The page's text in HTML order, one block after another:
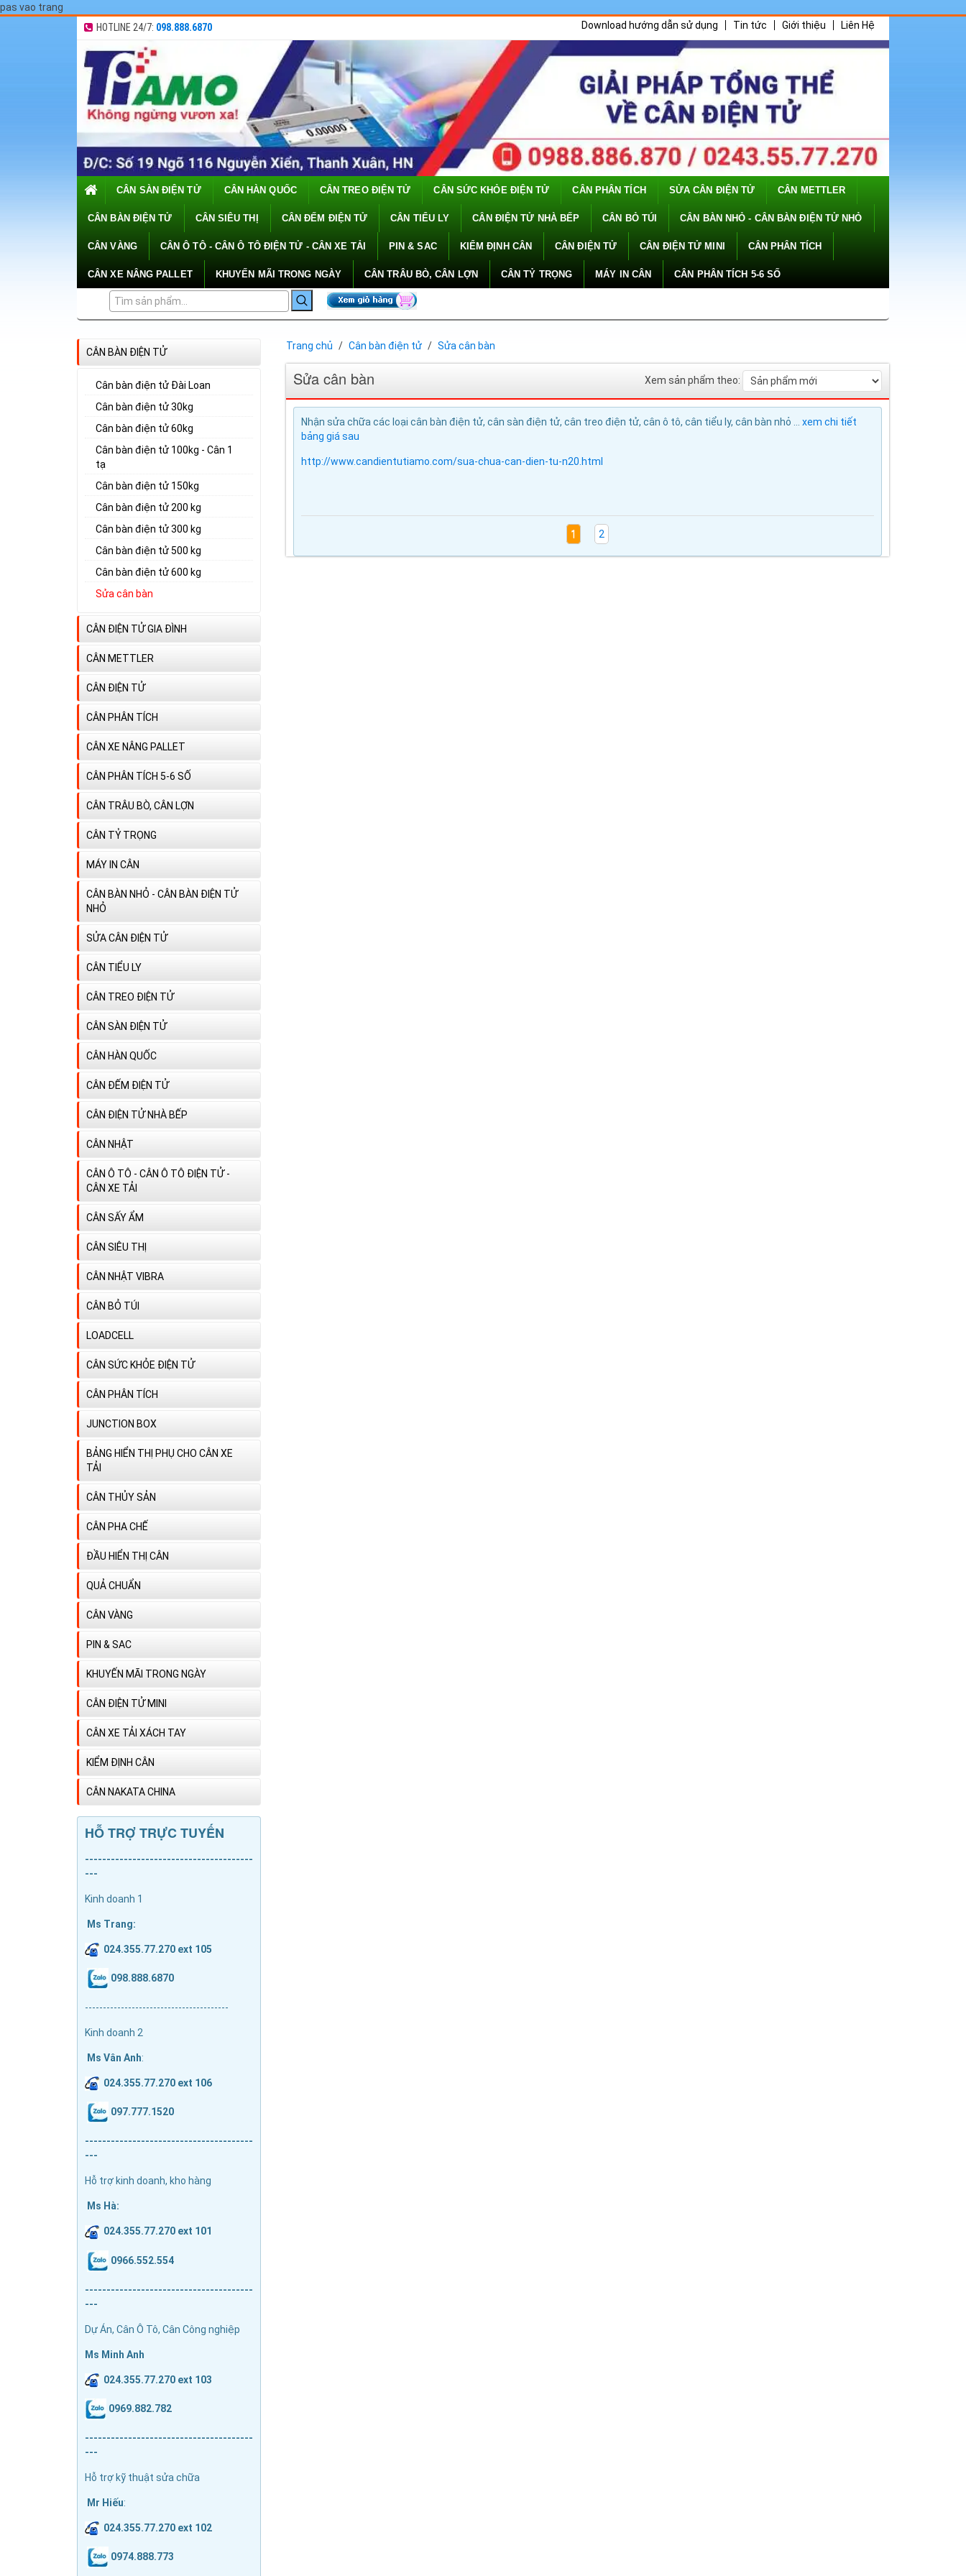
pas vao trang
HOTLINE 24/7: 098.888.6870 Download hướng dẫn sử dụng Tin tức Giới thiệu Liên Hệ
CÂN SÀN ĐIỆN TỬ CÂN HÀN QUỐC CÂN TREO ĐIỆN TỬ CÂN SỨC KHỎE ĐIỆN TỬ CÂN PHÂN TÍCH SỬA CÂN ĐIỆN TỬ CÂN METTLER
CÂN BÀN ĐIỆN TỬ CÂN SIÊU THỊ CÂN ĐẾM ĐIỆN TỬ CÂN TIỂU LY CÂN ĐIỆN TỬ NHÀ BẾP CÂN BỎ TÚI CÂN BÀN NHỎ - CÂN BÀN ĐIỆN TỬ NHỎ
CÂN VÀNG CÂN Ô TÔ - CÂN Ô TÔ ĐIỆN TỬ - CÂN XE TẢI PIN & SAC KIỂM ĐỊNH CÂN CÂN ĐIỆN TỬ CÂN ĐIỆN TỬ MINI CÂN PHÂN TÍCH
CÂN XE NÂNG PALLET KHUYẾN MÃI TRONG NGÀY CÂN TRÂU BÒ, CÂN LỢN CÂN TỶ TRỌNG MÁY IN CÂN CÂN PHÂN TÍCH 5-6 SỐ
CÂN BÀN ĐIỆN TỬ
Cân bàn điện tử Đài Loan
Cân bàn điện tử 30kg
Cân bàn điện tử 60kg
Cân bàn điện tử 100kg - Cân 1
tạ
Cân bàn điện tử 150kg
Cân bàn điện tử 200 kg
Cân bàn điện tử 300 kg
Cân bàn điện tử 500 kg
Cân bàn điện tử 600 kg
Sửa cân bàn
CÂN ĐIỆN TỬ GIA ĐÌNH
CÂN METTLER
CÂN ĐIỆN TỬ
CÂN PHÂN TÍCH
CÂN XE NÂNG PALLET
CÂN PHÂN TÍCH 5-6 SỐ
CÂN TRÂU BÒ, CÂN LỢN
CÂN TỶ TRỌNG
MÁY IN CÂN
CÂN BÀN NHỎ - CÂN BÀN ĐIỆN TỬ
NHỎ
SỬA CÂN ĐIỆN TỬ
CÂN TIỂU LY
CÂN TREO ĐIỆN TỬ
CÂN SÀN ĐIỆN TỬ
CÂN HÀN QUỐC
CÂN ĐẾM ĐIỆN TỬ
CÂN ĐIỆN TỬ NHÀ BẾP
CÂN NHẬT
CÂN Ô TÔ - CÂN Ô TÔ ĐIỆN TỬ -
CÂN XE TẢI
CÂN SẤY ẨM
CÂN SIÊU THỊ
CÂN NHẬT VIBRA
CÂN BỎ TÚI
LOADCELL
CÂN SỨC KHỎE ĐIỆN TỬ
CÂN PHÂN TÍCH
JUNCTION BOX
BẢNG HIỂN THỊ PHỤ CHO CÂN XE
TẢI
CÂN THỦY SẢN
CÂN PHA CHẾ
ĐẦU HIỂN THỊ CÂN
QUẢ CHUẨN
CÂN VÀNG
PIN & SAC
KHUYẾN MÃI TRONG NGÀY
CÂN ĐIỆN TỬ MINI
CÂN XE TẢI XÁCH TAY
KIỂM ĐỊNH CÂN
CÂN NAKATA CHINA
HỖ TRỢ TRỰC TUYẾN
---------------------------------------
---
Kinh doanh 1
Ms Trang:
024.355.77.270 ext 105
098.888.6870
----------------------------------------
Kinh doanh 2
Ms Vân Anh:
024.355.77.270 ext 106
097.777.1520
---------------------------------------
---
Hỗ trợ kinh doanh, kho hàng
Ms Hà:
024.355.77.270 ext 101
0966.552.554
---------------------------------------
---
Dự Án, Cân Ô Tô, Cân Công nghiệp
Ms Minh Anh
024.355.77.270 ext 103
0969.882.782
---------------------------------------
---
Hỗ trợ kỹ thuật sửa chữa
Mr Hiếu:
024.355.77.270 ext 102
0974.888.773
Trang chủ Cân bàn điện tử Sửa cân bàn
Sửa cân bàn Xem sản phẩm theo:
Nhận sửa chữa các loại cân bàn điện tử, cân sàn điện tử, cân treo điện tử, cân ô tô, cân tiểu ly, cân bàn nhỏ ...xem chi tiết
bảng giá sau
http://www.candientutiamo.com/sua-chua-can-dien-tu-n20.html
1 2